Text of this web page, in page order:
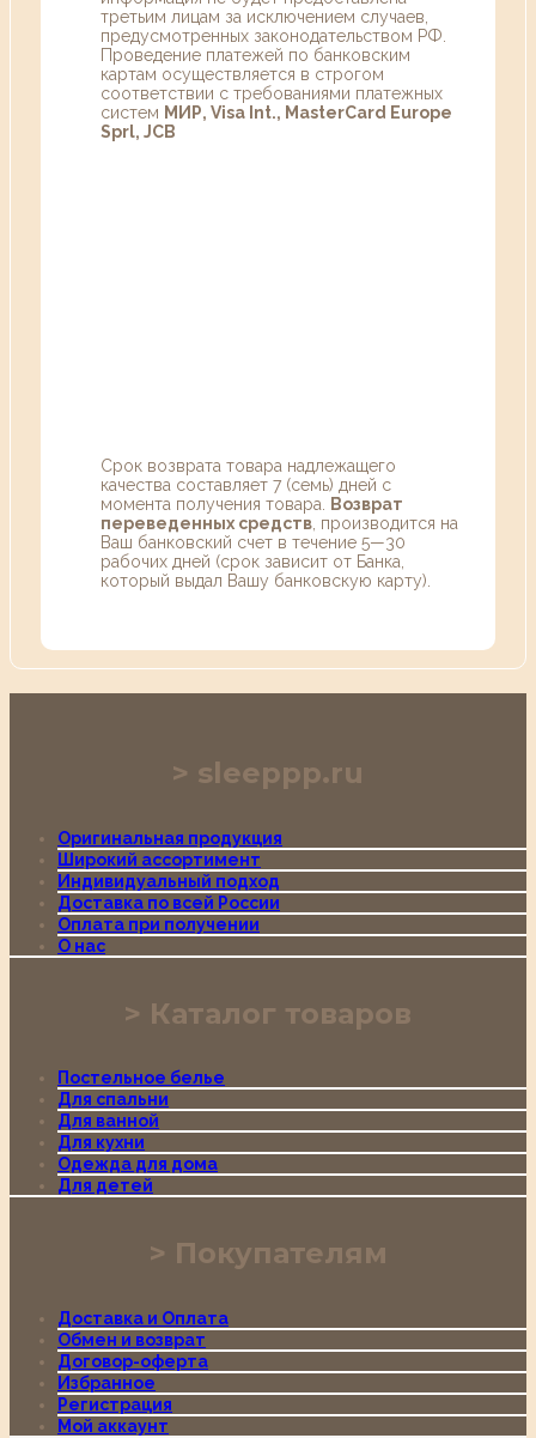
третьим лицам за исключением случаев,
предусмотренных законодательством РФ.
Проведение платежей по банковским
картам осуществляется в строгом
соответствии с требованиями платежных
систем МИР, Visa Int., MasterCard Europe
Sprl, JCB
Срок возврата товара надлежащего
качества составляет 7 (семь) дней с
момента получения товара.
Возврат
переведенных средств , производится на
Ваш банковский счет в течение 5—30
рабочих дней (срок зависит от Банка,
который выдал Вашу банковскую карту).
sleeppp.ru
Оригинальная продукция
Широкий ассортимент
Индивидуальный подход
Доставка по всей России
Оплата при получении
О нас
Каталог товаров
Постельное белье
Для спальни
Для ванной
Для кухни
Одежда для дома
Для детей
Покупателям
Доставка и Оплата
Обмен и возврат
Договор-оферта
Избранное
Регистрация
Мой аккаунт